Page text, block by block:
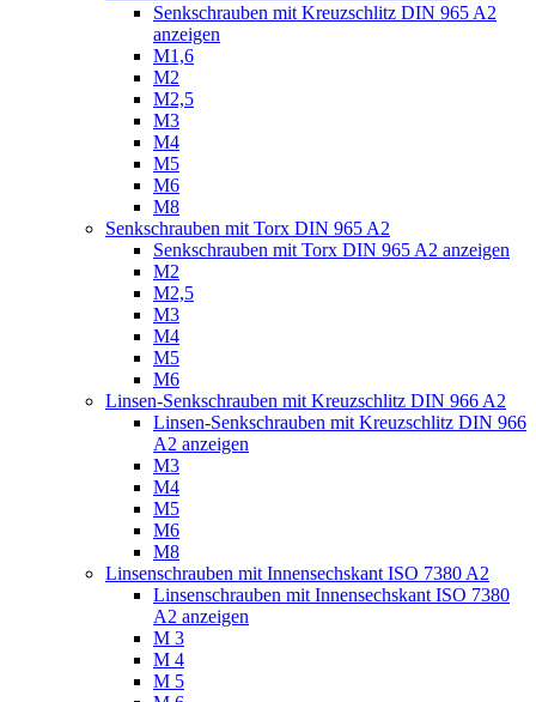
Senkschrauben mit Kreuzschlitz DIN 965 A2
anzeigen
M1,6
M2
M2,5
M3
M4
M5
M6
M8
Senkschrauben mit Torx DIN 965 A2
Senkschrauben mit Torx DIN 965 A2 anzeigen
M2
M2,5
M3
M4
M5
M6
Linsen-Senkschrauben mit Kreuzschlitz DIN 966 A2
Linsen-Senkschrauben mit Kreuzschlitz DIN 966
A2 anzeigen
M3
M4
M5
M6
M8
Linsenschrauben mit Innensechskant ISO 7380 A2
Linsenschrauben mit Innensechskant ISO 7380
A2 anzeigen
M 3
M 4
M 5